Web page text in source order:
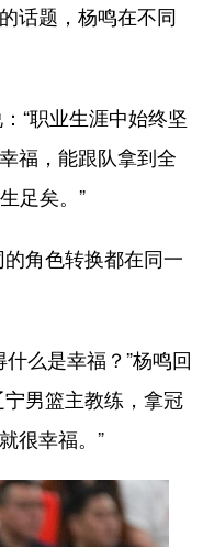
题，杨鸣在不同
“职业生涯中始终坚
福，能跟队拿到全
足矣。”
角色转换都在同一
么是幸福？”杨鸣回
男篮主教练，拿冠
很幸福。”